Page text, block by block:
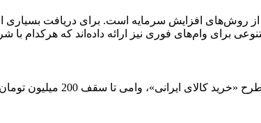
روش‌های افزایش سرمایه است. برای دریافت بسیاری
برای وام‌های فوری نیز ارائه داده‌اند که هرکدام با